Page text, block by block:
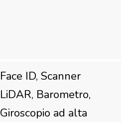
Face ID, Scanner
LiDAR, Barometro,
Giroscopio ad alta